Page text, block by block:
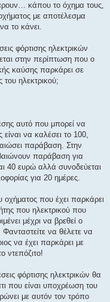
κάπου το όχημα τους,
με αποτέλεσμα
το κάνει.
φόρτισης ηλεκτρικών
στην περίπτωση που ο
καύσης παρκάρει σε
του ηλεκτρικού;
αυτό που μπορεί να
είναι να καλέσει το 100,
παράβαση. Στην
παράβαση για
40 ευρώ αλλά συνοδεύεται
για 20 ημέρες.
οχήματος που έχει παρκάρει
που ηλεκτρικού που
μέχρι να βρεθεί ο
να θέλετε να
να έχει παρκάρει με
ντεπόζιτο!
φόρτισης ηλεκτρικών θα
που είναι υποχρέωση του
με αυτόν τον τρόπο